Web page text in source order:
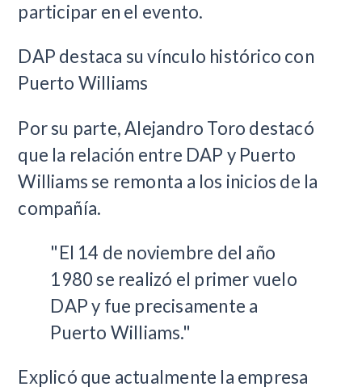
participar en el evento.
DAP destaca su vínculo histórico con
Puerto Williams
Por su parte, Alejandro Toro destacó
que la relación entre DAP y Puerto
Williams se remonta a los inicios de la
compañía.
"El 14 de noviembre del año
1980 se realizó el primer vuelo
DAP y fue precisamente a
Puerto Williams."
Explicó que actualmente la empresa